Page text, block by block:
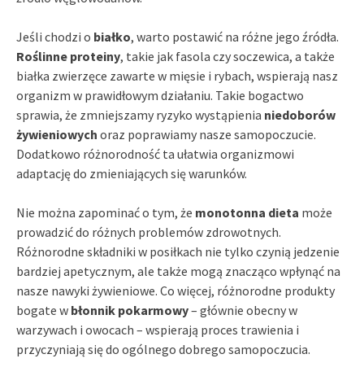
Jeśli chodzi o białko, warto postawić na różne jego źródła.
Roślinne proteiny, takie jak fasola czy soczewica, a także
białka zwierzęce zawarte w mięsie i rybach, wspierają nasz
organizm w prawidłowym działaniu. Takie bogactwo
sprawia, że zmniejszamy ryzyko wystąpienia niedoborów
żywieniowych oraz poprawiamy nasze samopoczucie.
Dodatkowo różnorodność ta ułatwia organizmowi
adaptację do zmieniających się warunków.
Nie można zapominać o tym, że monotonna dieta może
prowadzić do różnych problemów zdrowotnych.
Różnorodne składniki w posiłkach nie tylko czynią jedzenie
bardziej apetycznym, ale także mogą znacząco wpłynąć na
nasze nawyki żywieniowe. Co więcej, różnorodne produkty
bogate w błonnik pokarmowy– głównie obecny w
warzywach i owocach – wspierają proces trawienia i
przyczyniają się do ogólnego dobrego samopoczucia.